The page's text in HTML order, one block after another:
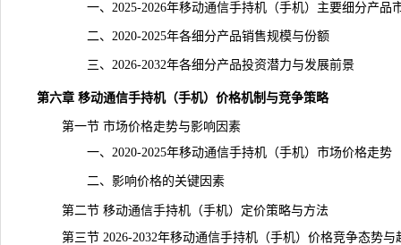
一、2025-2026年移动通信手持机（手机）主要细分产品
二、2020-2025年各细分产品销售规模与份额
三、2026-2032年各细分产品投资潜力与发展前景
第六章 移动通信手持机（手机）价格机制与竞争策略
第一节 市场价格走势与影响因素
一、2020-2025年移动通信手持机（手机）市场价格走势
二、影响价格的关键因素
第二节 移动通信手持机（手机）定价策略与方法
第三节 2026-2032年移动通信手持机（手机）价格竞争态势与